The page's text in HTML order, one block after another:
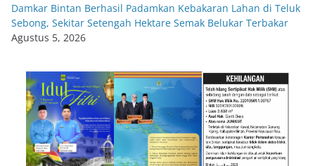
Damkar Bintan Berhasil Padamkan Kebakaran Lahan di Teluk
Sebong, Sekitar Setengah Hektare Semak Belukar Terbakar
Agustus 5, 2026